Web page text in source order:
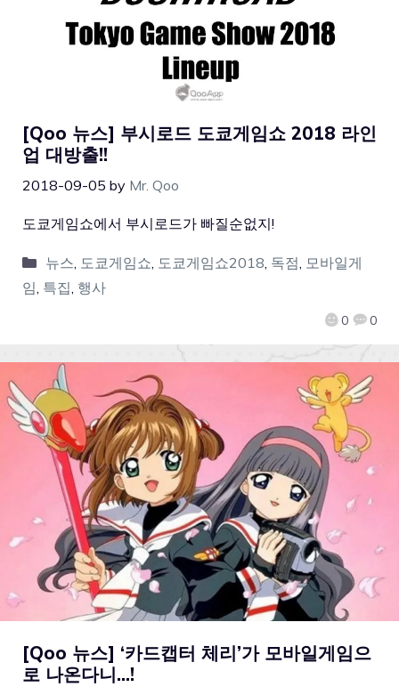
[Qoo 뉴스] 부시로드 도쿄게임쇼 2018 라인
업 대방출!!
2018-09-05 by Mr. Qoo
0 0
도쿄게임쇼에서 부시로드가 빠질순없지!
뉴스 도쿄게임쇼 도쿄게임쇼2018 독점 모바일게
임 특집 행사
[Qoo 뉴스] ‘카드캡터 체리’가 모바일게임으
로 나온다니…!